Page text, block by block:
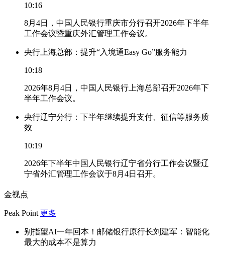
10:16
8月4日，中国人民银行重庆市分行召开2026年下半年
工作会议暨重庆外汇管理工作会议。
央行上海总部：提升“入境通Easy Go”服务能力
10:18
2026年8月4日，中国人民银行上海总部召开2026年下
半年工作会议。
央行辽宁分行：下半年继续提升支付、征信等服务质
效
10:19
2026年下半年中国人民银行辽宁省分行工作会议暨辽
宁省外汇管理工作会议于8月4日召开。
金视点
Peak Point 更多
别指望AI一年回本！邮储银行原行长刘建军：智能化
最大的成本不是算力